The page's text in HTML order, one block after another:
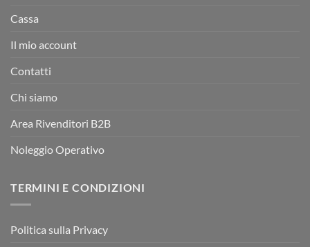
Cassa
Il mio account
Contatti
Chi siamo
Area Rivenditori B2B
Noleggio Operativo
TERMINI E CONDIZIONI
Politica sulla Privacy